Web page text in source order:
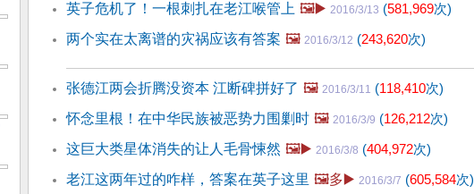
英子危机了！一根刺扎在老江喉管上 🖼️▶️ 2016/3/13 (581,969次)
两个实在太离谱的灾祸应该有答案 🖼️ 2016/3/12 (243,620次)
张德江两会折腾没资本 江断碑拼好了 🖼️ 2016/3/11 (118,410次)
怀念里根！在中华民族被恶势力围剿时 🖼️ 2016/3/9 (126,212次)
这巨大类星体消失的让人毛骨悚然 🖼️▶️ 2016/3/8 (404,972次)
老江这两年过的咋样，答案在英子这里 🖼️多▶️ 2016/3/7 (605,584次)